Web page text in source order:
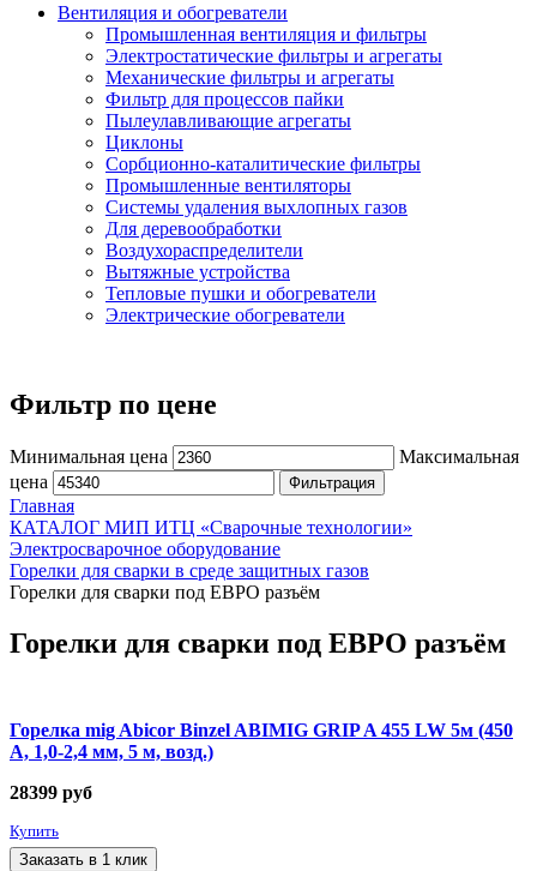
Вентиляция и обогреватели
Промышленная вентиляция и фильтры
Электростатические фильтры и агрегаты
Механические фильтры и агрегаты
Фильтр для процессов пайки
Пылеулавливающие агрегаты
Циклоны
Сорбционно-каталитические фильтры
Промышленные вентиляторы
Системы удаления выхлопных газов
Для деревообработки
Воздухораспределители
Вытяжные устройства
Тепловые пушки и обогреватели
Электрические обогреватели
Фильтр по цене
Минимальная цена
Максимальная
цена
Фильтрация
Главная
КАТАЛОГ МИП ИТЦ «Сварочные технологии»
Электросварочное оборудование
Горелки для сварки в среде защитных газов
Горелки для сварки под ЕВРО разъём
Горелки для сварки под ЕВРО разъём
Горелка mig Abicor Binzel ABIMIG GRIP A 455 LW 5м (450
А, 1,0-2,4 мм, 5 м, возд.)
28399 руб
Купить
Заказать в 1 клик